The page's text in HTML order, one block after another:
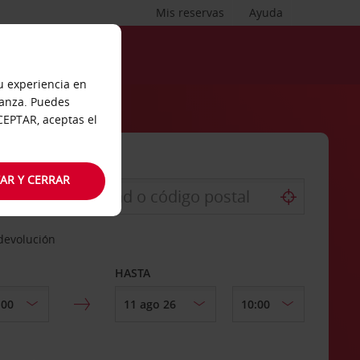
Ayuda
Mis reservas
HASTA
experiencia en
Puedes
aceptas el
Y CERRAR